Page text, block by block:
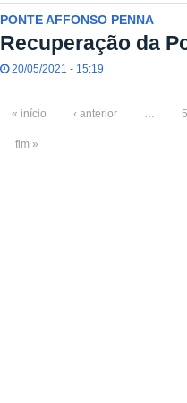
PONTE AFFONSO PENNA
Recuperação da
20/05/2021 - 15:19
« início ‹ anterior 5
fim »